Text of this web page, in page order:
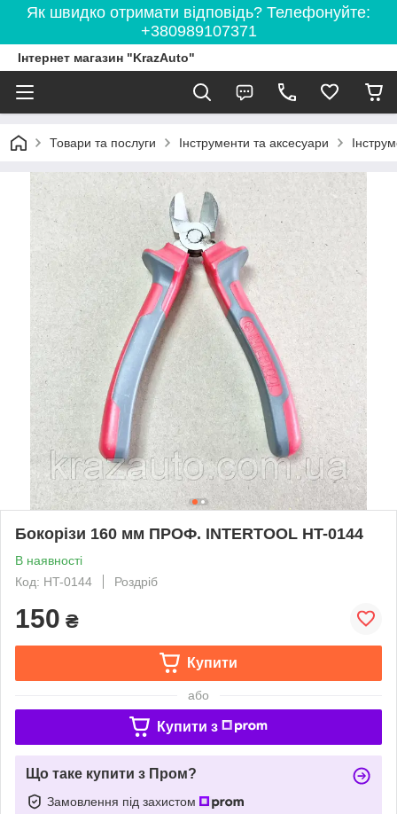
Як швидко отримати відповідь? Телефонуйте:
+380989107371
Інтернет магазин "KrazAuto"
Товари та послуги Інструменти та аксесуари
Бокорізи 160 мм ПРОФ. INTERTOOL HT-0144
В наявності
Код: HT-0144
Роздріб
150 ₴
Купити
або
Купити з
Що таке купити з Пром?
Замовлення під захистом